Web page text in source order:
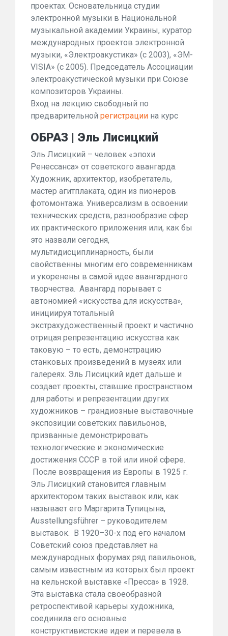
проектах. Основательница студии
электронной музыки в Национальной
музыкальной академии Украины, куратор
международных проектов электронной
музыки, «Электроакустика» (с 2003), «ЭМ-
VISIA» (с 2005). Председатель Ассоциации
электроакустической музыки при Союзе
композиторов Украины.
Вход на лекцию свободный по
предварительной регистрации на курс
ОБРАЗ | Эль Лисицкий
Эль Лисицкий – человек «эпохи
Ренессанса» от советского авангарда.
Художник, архитектор, изобретатель,
мастер агитплаката, один из пионеров
фотомонтажа. Универсализм в освоении
технических средств, разнообразие сфер
их практического приложения или, как бы
это назвали сегодня,
мультидисциплинарность, были
свойственны многим его современникам
и укоренены в самой идее авангардного
творчества. Авангард порывает с
автономией «искусства для искусства»,
инициируя тотальный
экстрахудожественный проект и частично
отрицая репрезентацию искусства как
таковую – то есть, демонстрацию
станковых произведений в музеях или
галереях. Эль Лисицкий идет дальше и
создает проекты, ставшие пространством
для работы и репрезентации других
художников – грандиозные выставочные
экспозиции советских павильонов,
призванные демонстрировать
технологические и экономические
достижения СССР в той или иной сфере.
После возвращения из Европы в 1925 г.
Эль Лисицкий становится главным
архитектором таких выставок или, как
называет его Маргарита Тупицына,
Ausstellungsführer – руководителем
выставок. В 1920–30-х под его началом
Советский союз представляет на
международных форумах ряд павильонов,
самым известным из которых был проект
на кельнской выставке «Пресса» в 1928.
Эта выставка стала своеобразной
ретроспективой карьеры художника,
соединила его основные
конструктивистские идеи и перевела в